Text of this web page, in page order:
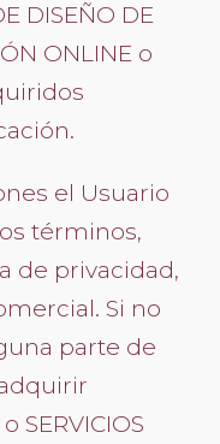
DISEÑO DE
ONLINE o
el Usuario
términos,
de privacidad,
Si no
parte de
SERVICIOS